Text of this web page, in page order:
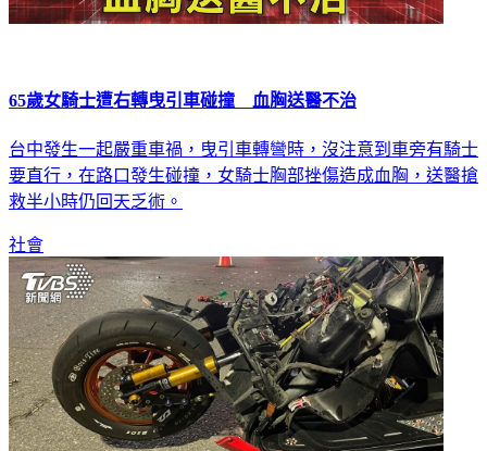
65歲女騎士遭右轉曳引車碰撞 血胸送醫不治
台中發生一起嚴重車禍，曳引車轉彎時，沒注意到車旁有騎士
要直行，在路口發生碰撞，女騎士胸部挫傷造成血胸，送醫搶
救半小時仍回天乏術。
社會